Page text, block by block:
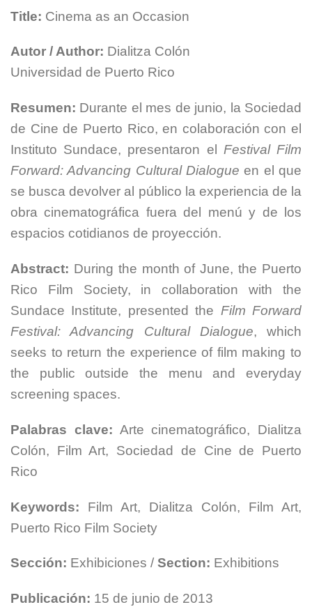
Title: Cinema as an Occasion
Autor / Author: Dialitza Colón
Universidad de Puerto Rico
Resumen: Durante el mes de junio, la Sociedad
de Cine de Puerto Rico, en colaboración con el
Instituto Sundace, presentaron el Festival Film
Forward: Advancing Cultural Dialogue en el que
se busca devolver al público la experiencia de la
obra cinematográfica fuera del menú y de los
espacios cotidianos de proyección.
Abstract: During the month of June, the Puerto
Rico Film Society, in collaboration with the
Sundace Institute, presented the Film Forward
Festival: Advancing Cultural Dialogue, which
seeks to return the experience of film making to
the public outside the menu and everyday
screening spaces.
Palabras clave: Arte cinematográfico, Dialitza
Colón, Film Art, Sociedad de Cine de Puerto
Rico
Keywords: Film Art, Dialitza Colón, Film Art,
Puerto Rico Film Society
Sección: Exhibiciones / Section: Exhibitions
Publicación: 15 de junio de 2013